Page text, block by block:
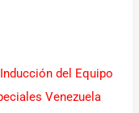
del Equipo
Venezuela